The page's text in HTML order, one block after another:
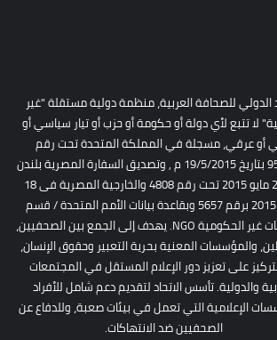
الدولي للصحافة العربية، منظمة دولية مستقلة "غير
لا تتبع لأي دولة أو حكومة أو حزب أو تيار سياسي أو
أو عرقي، مسجلة في المملكة المتحدة تحت رقم
9599569 بتاريخ 19/5/2015 م , وتصديق السفارة المصرية بلندن
فى 28 مايو 2015 تحت رقم 4808 والخارجية المصرية فى 18
يونيو 2015 برقم 5657 وبقاعدة بيانات الأمم المتحدة / قسم
المنظمات غير الحكومية NGO. يهدف إلى الجمع بين الصحفيين،
والمؤسسات المعنية بحرية التعبير وحقوق الإنسان،
على تعزيز دور الإعلام المستقل في المجتمعات
والدولية. تأسس الاتحاد لتقديم دعم شامل للأفراد
الإعلامية التي تعمل في بيئات صعبة، وللدفاع عن
الصحفيين ضد الانتهاكات.